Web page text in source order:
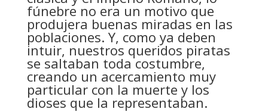
fúnebre no era un motivo que
produjera buenas miradas en las
poblaciones. Y, como ya deben
intuir, nuestros queridos piratas
se saltaban toda costumbre,
creando un acercamiento muy
particular con la muerte y los
dioses que la representaban.